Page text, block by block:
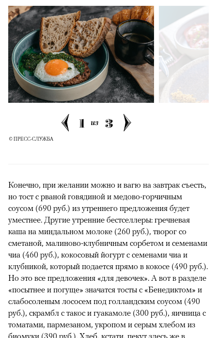
1 из 3
© ПРЕСС-СЛУЖБА
Конечно, при желании можно и вагю на завтрак съесть,
но тост с рваной говядиной и медово-горчичным
соусом (690 руб.) из утреннего предложения будет
уместнее. Другие утренние бестселлеры: гречневая
каша на миндальном молоке (260 руб.), творог со
сметаной, малиново-клубничным сорбетом и семенами
чиа (460 руб.), кокосовый йогурт с семенами чиа и
клубникой, который подается прямо в кокосе (490 руб.).
Но это все предложения «для девочек». А вот в разделе
«посытнее и погуще» значатся тосты с «Бенедиктом» и
слабосоленым лососем под голландским соусом (490
руб.), скрамбл с такос и гуакамоле (300 руб.), яичница с
томатами, пармезаном, укропом и серым хлебом из